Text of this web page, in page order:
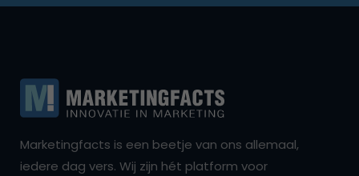
Marketingfacts is een beetje van ons allemaal,
iedere dag vers. Wij zijn hét platform voor